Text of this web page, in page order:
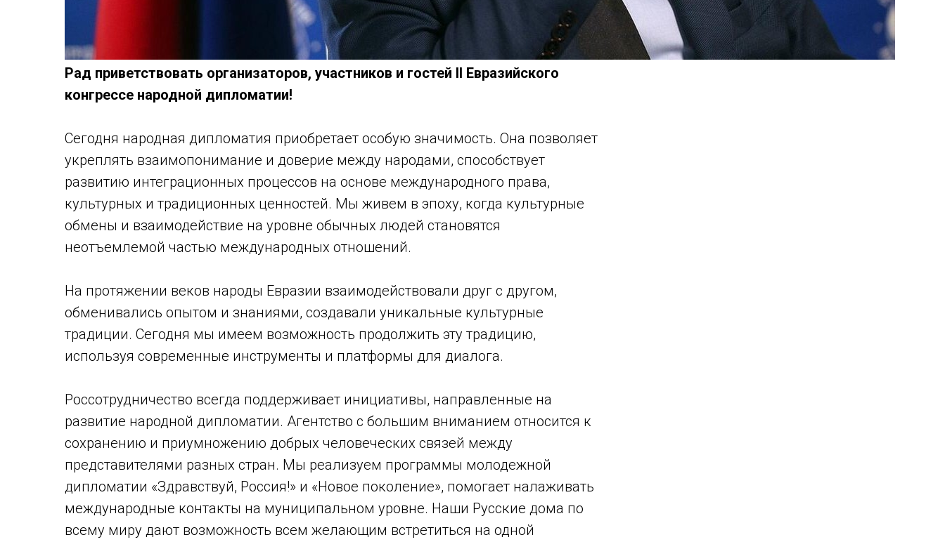
Рад приветствовать организаторов, участников и гостей II Евразийского
конгрессе народной дипломатии!
Сегодня народная дипломатия приобретает особую значимость. Она позволяет
укреплять взаимопонимание и доверие между народами, способствует
развитию интеграционных процессов на основе международного права,
культурных и традиционных ценностей. Мы живем в эпоху, когда культурные
обмены и взаимодействие на уровне обычных людей становятся
неотъемлемой частью международных отношений.
На протяжении веков народы Евразии взаимодействовали друг с другом,
обменивались опытом и знаниями, создавали уникальные культурные
традиции. Сегодня мы имеем возможность продолжить эту традицию,
используя современные инструменты и платформы для диалога.
Россотрудничество всегда поддерживает инициативы, направленные на
развитие народной дипломатии. Агентство с большим вниманием относится к
сохранению и приумножению добрых человеческих связей между
представителями разных стран. Мы реализуем программы молодежной
дипломатии «Здравствуй, Россия!» и «Новое поколение», помогает налаживать
международные контакты на муниципальном уровне. Наши Русские дома по
всему миру дают возможность всем желающим встретиться на одной